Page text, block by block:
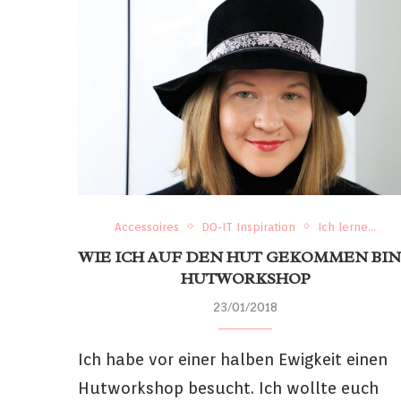
Accessoires DO-IT Inspiration Ich lerne...
WIE ICH AUF DEN HUT GEKOMMEN
HUTWORKSHOP
23/01/2018
Ich habe vor einer halben Ewigkeit einen
Hutworkshop besucht. Ich wollte euch